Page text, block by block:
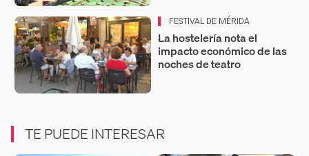
FESTIVAL DE MÉRIDA
La hostelería nota el
impacto económico de las
noches de teatro
TE PUEDE INTERESAR